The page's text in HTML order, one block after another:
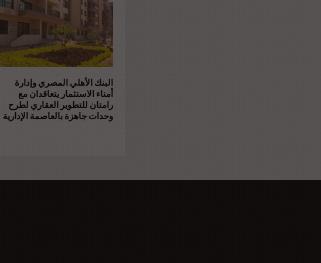
البنك الأهلي المصري وإدارة
أمناء الاستثمار يتعاقدان مع
رامتان للتطوير العقاري لطرح
وحدات جاهزة بالعاصمة الإدارية